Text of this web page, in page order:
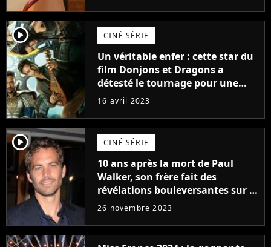
player2 CINÉ SÉRIE
Un véritable enfer : cette star du
film Donjons et Dragons a
détesté le tournage pour une
raison très spéciale
16 avril 2023
player2 CINÉ SÉRIE
10 ans après la mort de Paul
Walker, son frère fait des
révélations bouleversantes sur la
réaction des acteurs de Fast and
26 novembre 2023